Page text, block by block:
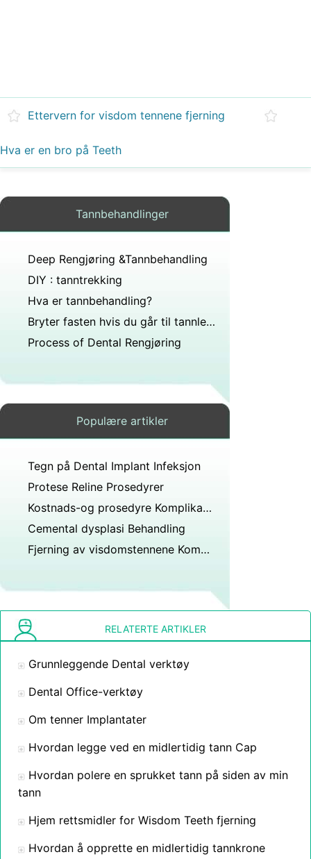
Ettervern for visdom tennene fjerning
Hva er en bro på Teeth
Tannbehandlinger
Deep Rengjøring &Tannbehandling
DIY : tanntrekking
Hva er tannbehandling?
Bryter fasten hvis du går til tannlegen får 2 tenner tatt ut?
Process of Dental Rengjøring
Populære artikler
Tegn på Dental Implant Infeksjon
Protese Reline Prosedyrer
Kostnads-og prosedyre Komplikasjoner av tannimplantater
Cemental dysplasi Behandling
Fjerning av visdomstennene Komplikasjoner
RELATERTE ARTIKLER
Grunnleggende Dental verktøy
Dental Office-verktøy
Om tenner Implantater
Hvordan legge ved en midlertidig tann Cap
Hvordan polere en sprukket tann på siden av min
tann
Hjem rettsmidler for Wisdom Teeth fjerning
Hvordan å opprette en midlertidig tannkrone